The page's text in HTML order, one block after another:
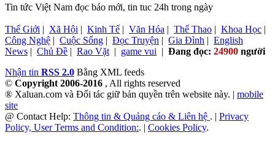
Tin tức Việt Nam đọc báo mới, tin tuc 24h trong ngày
Thế Giới | Xã Hội | Kinh Tế | Văn Hóa | Thể Thao | Khoa Học |
Công Nghệ | Cuộc Sống | Đọc Truyện | Gia Đình | English
News | Chủ Đề | Rao Vặt | game vui | Đang đọc: 24900 người
Nhận tin RSS 2.0 Bằng XML feeds
© Copyright 2006-2016 , All rights reserved
® Xaluan.com và Đối tác giữ bản quyền trên website này. | mobile
site
@ Contact Help: Thông tin & Quảng cáo & Liên hệ . | Privacy
Policy, User Terms and Condition:. | Cookies Policy.